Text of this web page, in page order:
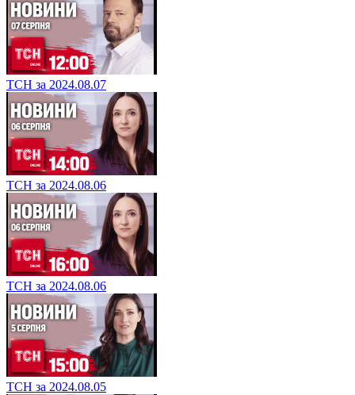
ТСН за 2024.08.07
ТСН за 2024.08.06
ТСН за 2024.08.06
ТСН за 2024.08.05